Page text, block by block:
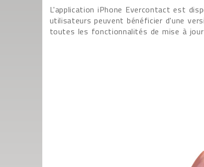
L'application iPhone Evercontact est
utilisateurs peuvent bénéficier d'une
toutes les fonctionnalités de mise à